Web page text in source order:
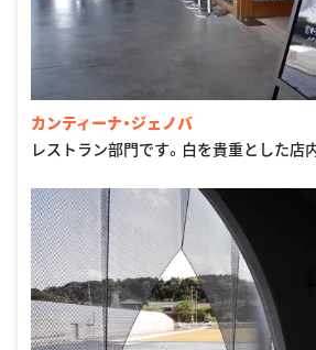
カンティーナ・ジェノバ
レストラン部門です。白を貴重とした店